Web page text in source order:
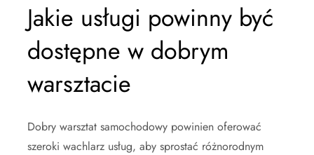
Jakie usługi powinny być
dostępne w dobrym
warsztacie
Dobry warsztat samochodowy powinien oferować
szeroki wachlarz usług, aby sprostać różnorodnym